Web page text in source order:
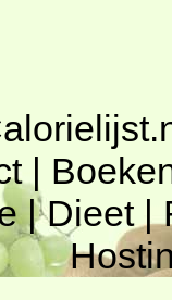
|
|Dieet|